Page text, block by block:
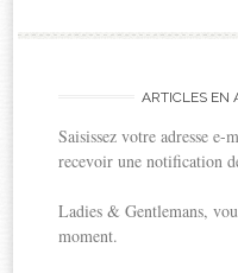
ARTICLES EN
Saisissez votre adresse
recevoir une notification
Ladies & Gentlemans,
moment.